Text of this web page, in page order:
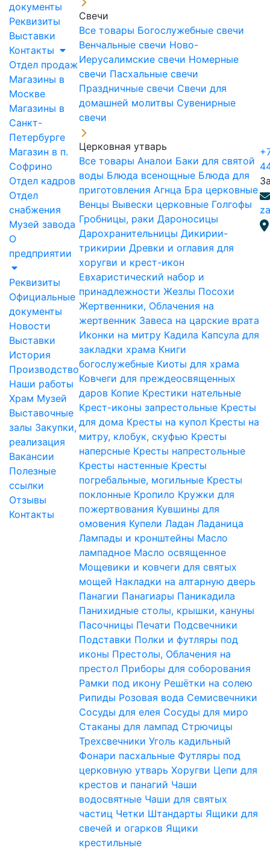
документы
Реквизиты
Выставки
Контакты
Отдел продаж
Магазины в
Москве
Магазины в
Санкт-
Петербурге
Магазин в п.
Софрино
Отдел кадров
Отдел
снабжения
Музей завода
О
предприятии
Реквизиты
Официальные
документы
Новости
Выставки
История
Производство
Наши работы
Храм Музей
Выставочные
залы Закупки,
реализация
Вакансии
Полезные
ссылки
Отзывы
Контакты
Свечи
Все товары Богослужебные свечи
Венчальные свечи Ново-
Иерусалимские свечи Номерные
свечи Пасхальные свечи
Праздничные свечи Свечи для
домашней молитвы Сувенирные
свечи
Церковная утварь
Все товары Аналои Баки для святой
воды Блюда всенощные Блюда для
приготовления Агнца Бра церковные
Венцы Вывески церковные Голгофы
Гробницы, раки Дароносицы
Дарохранительницы Дикирии-
трикирии Древки и оглавия для
хоругви и крест-икон
Евхаристический набор и
принадлежности Жезлы Посохи
Жертвенники, Облачения на
жертвенник Завеса на царские врата
Иконки на митру Кадила Капсула для
закладки храма Книги
богослужебные Киоты для храма
Ковчеги для преждеосвященных
даров Копие Крестики нательные
Крест-иконы запрестольные Кресты
для дома Кресты на купол Кресты на
митру, клобук, скуфью Кресты
наперсные Кресты напрестольные
Кресты настенные Кресты
погребальные, могильные Кресты
поклонные Кропило Кружки для
пожертвования Кувшины для
омовения Купели Ладан Ладаница
Лампады и кронштейны Масло
лампадное Масло освященное
Мощевики и ковчеги для святых
мощей Накладки на алтарную дверь
Панагии Панагиары Паникадила
Панихидные столы, крышки, кануны
Пасочницы Печати Подсвечники
Подставки Полки и футляры под
иконы Престолы, Облачения на
престол Приборы для соборования
Рамки под икону Решётки на солею
Рипиды Розовая вода Семисвечники
Сосуды для елея Сосуды для миро
Стаканы для лампад Стрючицы
Трехсвечники Уголь кадильный
Фонари пасхальные Футляры под
церковную утварь Хоругви Цепи для
крестов и панагий Чаши
водосвятные Чаши для святых
частиц Четки Штандарты Ящики для
свечей и огарков Ящики
крестильные